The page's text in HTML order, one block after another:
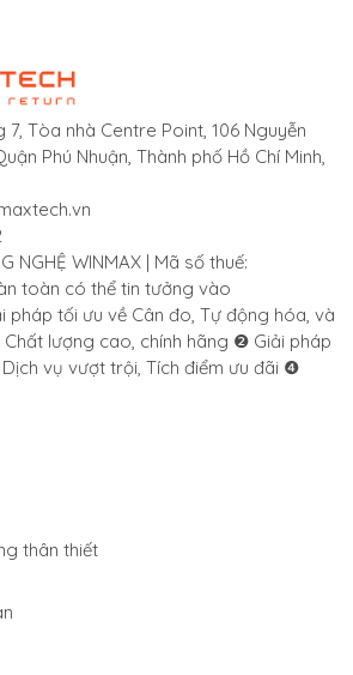
đảm độ chính xác góc không đổi.
hiệu suất tốt, hoàn vốn đầu tư
7, Tòa nhà Centre Point, 106 Nguyễn
Phú Nhuận, Thành phố Hồ Chí Minh,
NGHỆ WINMAX | Mã số thuế:
toàn có thể tin tưởng vào
pháp tối ưu về Cân đo, Tự động hóa, và
lượng cao, chính hãng ❷ Giải pháp
vụ vượt trội, Tích điểm ưu đãi ❹
thân thiết